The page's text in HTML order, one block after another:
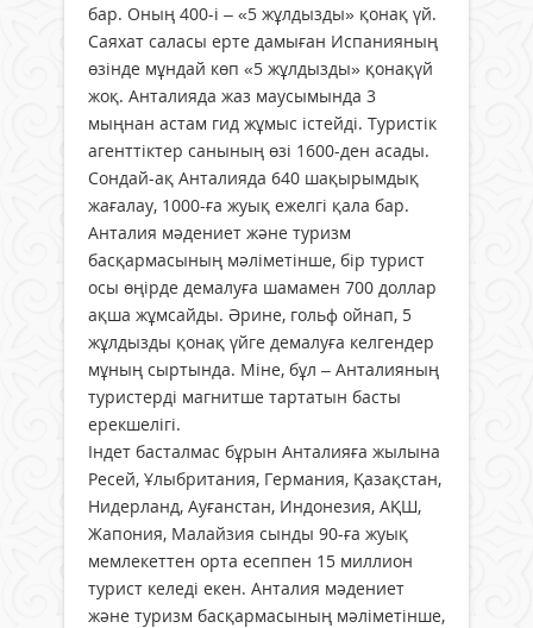
бар. Оның 400-і – «5 жұлдызды» қонақ үй.
Саяхат саласы ерте дамыған Испанияның
өзінде мұндай көп «5 жұлдызды» қонақүй
жоқ. Анталияда жаз маусымында 3
мыңнан астам гид жұмыс істейді. Туристік
агенттіктер санының өзі 1600-ден асады.
Сондай-ақ Анталияда 640 шақырымдық
жағалау, 1000-ға жуық ежелгі қала бар.
Анталия мәдениет және туризм
басқармасының мәліметінше, бір турист
осы өңірде демалуға шамамен 700 доллар
ақша жұмсайды. Әрине, гольф ойнап, 5
жұлдызды қонақ үйге демалуға келгендер
мұның сыртында. Міне, бұл – Анталияның
туристерді магнитше тартатын басты
ерекшелігі.
Індет басталмас бұрын Анталия­ға жылына
Ресей, Ұлыбритания, Германия, Қазақстан,
Нидерланд, Ауғанстан, Индонезия, АҚШ,
Жапония, Малайзия сынды 90-ға жуық
мемлекеттен орта есеппен 15 миллион
турист келеді екен. Анталия мәдениет
және туризм басқармасының мәліметінше,